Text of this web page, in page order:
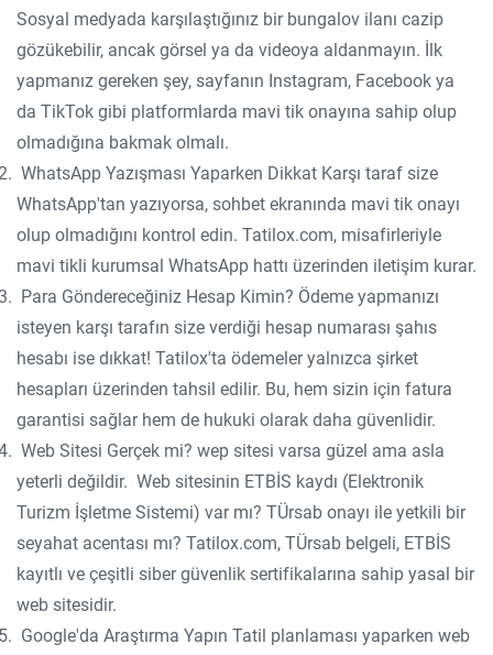
Sosyal medyada karşılaştığınız bir bungalov ilanı cazip
gözükebilir, ancak görsel ya da videoya aldanmayın. İlk
yapmanız gereken şey, sayfanın Instagram, Facebook ya
da TikTok gibi platformlarda mavi tik onayına sahip olup
olmadığına bakmak olmalı.
WhatsApp Yazışması Yaparken Dikkat Karşı taraf size
WhatsApp'tan yazıyorsa, sohbet ekranında mavi tik onayı
olup olmadığını kontrol edin. Tatilox.com, misafirleriyle
mavi tikli kurumsal WhatsApp hattı üzerinden iletişim kurar.
Para Göndereceğiniz Hesap Kimin? Ödeme yapmanızı
isteyen karşı tarafın size verdiği hesap numarası şahıs
hesabı ise dıkkat! Tatilox'ta ödemeler yalnızca şirket
hesapları üzerinden tahsil edilir. Bu, hem sizin için fatura
garantisi sağlar hem de hukuki olarak daha güvenlidir.
Web Sitesi Gerçek mi? wep sitesi varsa güzel ama asla
yeterli değildir. Web sitesinin ETBİS kaydı (Elektronik
Turizm İşletme Sistemi) var mı? TÜrsab onayı ile yetkili bir
seyahat acentası mı? Tatilox.com, TÜrsab belgeli, ETBİS
kayıtlı ve çeşitli siber güvenlik sertifikalarına sahip yasal bir
web sitesidir.
Google'da Araştırma Yapın Tatil planlaması yaparken web